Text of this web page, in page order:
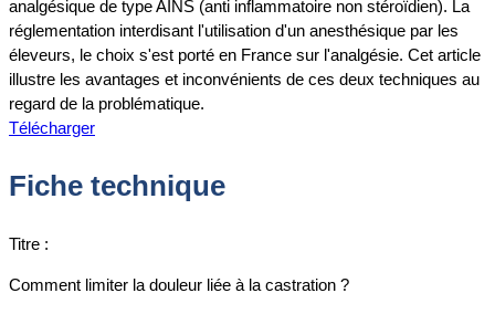
analgésique de type AINS (anti inflammatoire non stéroïdien). La
réglementation interdisant l'utilisation d'un anesthésique par les
éleveurs, le choix s'est porté en France sur l'analgésie. Cet article
illustre les avantages et inconvénients de ces deux techniques au
regard de la problématique.
Télécharger
Fiche technique
Titre :
Comment limiter la douleur liée à la castration ?